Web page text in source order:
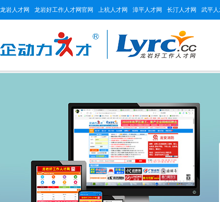
龙岩人才网 龙岩好工作人才网官网 上杭人才网 漳平人才网 长汀人才网 武平